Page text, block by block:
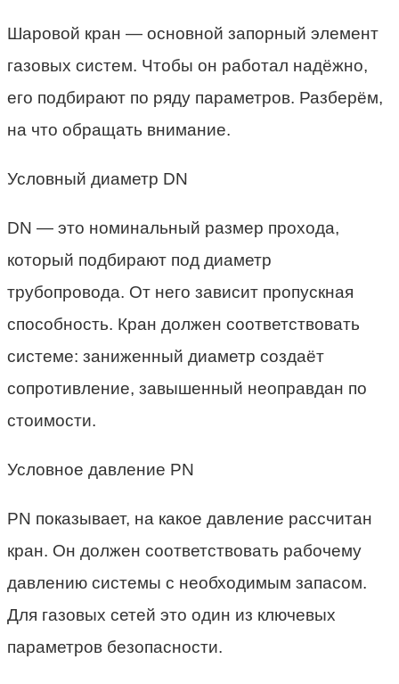
Шаровой кран — основной запорный элемент
газовых систем. Чтобы он работал надёжно,
его подбирают по ряду параметров. Разберём,
на что обращать внимание.
Условный диаметр DN
DN — это номинальный размер прохода,
который подбирают под диаметр
трубопровода. От него зависит пропускная
способность. Кран должен соответствовать
системе: заниженный диаметр создаёт
сопротивление, завышенный неоправдан по
стоимости.
Условное давление PN
PN показывает, на какое давление рассчитан
кран. Он должен соответствовать рабочему
давлению системы с необходимым запасом.
Для газовых сетей это один из ключевых
параметров безопасности.